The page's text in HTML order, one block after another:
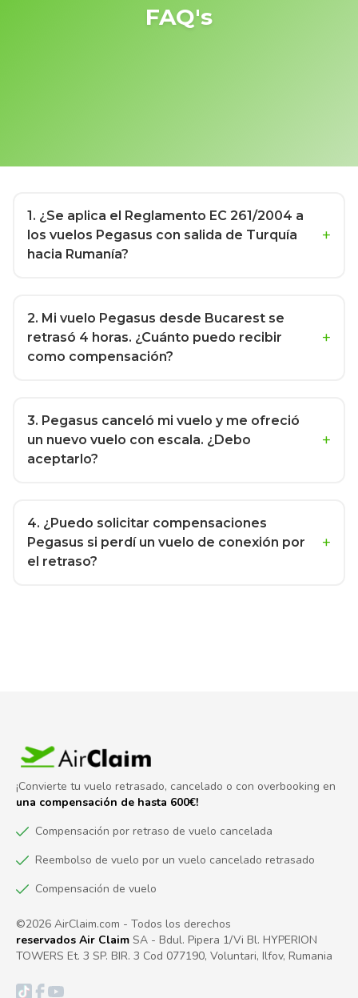
FAQ's
1. ¿Se aplica el Reglamento EC 261/2004 a
los vuelos Pegasus con salida de Turquía
hacia Rumanía?
2. Mi vuelo Pegasus desde Bucarest se
retrasó 4 horas. ¿Cuánto puedo recibir
como compensación?
3. Pegasus canceló mi vuelo y me ofreció
un nuevo vuelo con escala. ¿Debo
aceptarlo?
4. ¿Puedo solicitar compensaciones
Pegasus si perdí un vuelo de conexión por
el retraso?
¡Convierte tu vuelo retrasado, cancelado o con overbooking en
una compensación de hasta 600€!
Compensación por retraso de vuelo cancelada
Reembolso de vuelo por un vuelo cancelado retrasado
Compensación de vuelo
©2026 AirClaim.com - Todos los derechos
reservados Air Claim SA - Bdul. Pipera 1/Vi Bl. HYPERION
TOWERS Et. 3 SP. BIR. 3 Cod 077190, Voluntari, Ilfov, Rumania